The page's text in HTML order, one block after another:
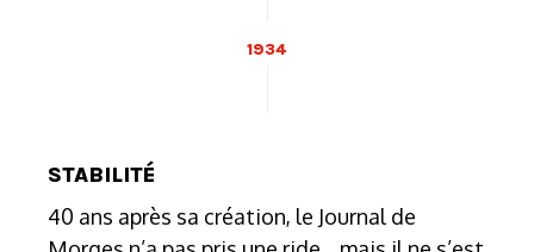
1934
STABILITÉ
40 ans après sa création, le Journal de